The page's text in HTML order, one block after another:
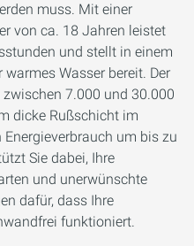
muss. Mit einer
von ca. 18 Jahren leistet
und stellt in einem
Wasser bereit. Der
7.000 und 30.000
dicke Rußschicht im
um bis zu
Sie dabei, Ihre
und unerwünschte
dafür, dass Ihre
funktioniert.